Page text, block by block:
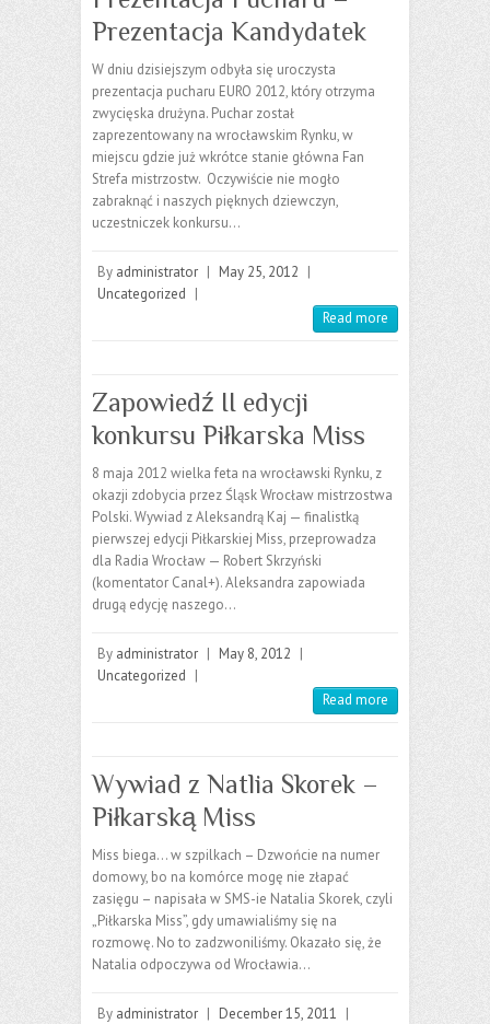
Prezentacja Kandydatek
W dniu dzisiejszym odbyła się uroczysta
prezentacja pucharu EURO 2012, który otrzyma
zwycięska drużyna. Puchar został
zaprezentowany na wrocławskim Rynku, w
miejscu gdzie już wkrótce stanie główna Fan
Strefa mistrzostw. Oczywiście nie mogło
zabraknąć i naszych pięknych dziewczyn,
uczestniczek konkursu…
By administrator | May 25, 2012 |
Uncategorized |
Read more
Zapowiedź II edycji
konkursu Piłkarska Miss
8 maja 2012 wielka feta na wrocławski Rynku, z
okazji zdobycia przez Śląsk Wrocław mistrzostwa
Polski. Wywiad z Aleksandrą Kaj — finalistką
pierwszej edycji Piłkarskiej Miss, przeprowadza
dla Radia Wrocław — Robert Skrzyński
(komentator Canal+). Aleksandra zapowiada
drugą edycję naszego…
By administrator | May 8, 2012 |
Uncategorized |
Read more
Wywiad z Natlia Skorek –
Piłkarską Miss
Miss biega… w szpilkach – Dzwońcie na numer
domowy, bo na komórce mogę nie złapać
zasięgu – napisała w SMS-ie Natalia Skorek, czyli
„Piłkarska Miss”, gdy umawialiśmy się na
rozmowę. No to zadzwoniliśmy. Okazało się, że
Natalia odpoczywa od Wrocławia…
By administrator | December 15, 2011 |